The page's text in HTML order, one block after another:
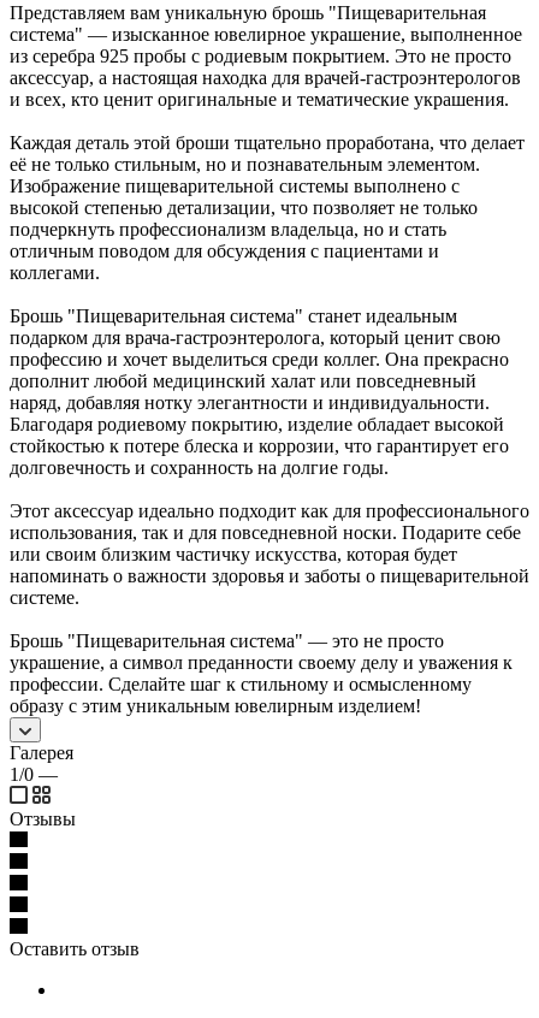
Представляем вам уникальную брошь "Пищеварительная
система" — изысканное ювелирное украшение, выполненное
из серебра 925 пробы с родиевым покрытием. Это не просто
аксессуар, а настоящая находка для врачей-гастроэнтерологов
и всех, кто ценит оригинальные и тематические украшения.
Каждая деталь этой броши тщательно проработана, что делает
её не только стильным, но и познавательным элементом.
Изображение пищеварительной системы выполнено с
высокой степенью детализации, что позволяет не только
подчеркнуть профессионализм владельца, но и стать
отличным поводом для обсуждения с пациентами и
коллегами.
Брошь "Пищеварительная система" станет идеальным
подарком для врача-гастроэнтеролога, который ценит свою
профессию и хочет выделиться среди коллег. Она прекрасно
дополнит любой медицинский халат или повседневный
наряд, добавляя нотку элегантности и индивидуальности.
Благодаря родиевому покрытию, изделие обладает высокой
стойкостью к потере блеска и коррозии, что гарантирует его
долговечность и сохранность на долгие годы.
Этот аксессуар идеально подходит как для профессионального
использования, так и для повседневной носки. Подарите себе
или своим близким частичку искусства, которая будет
напоминать о важности здоровья и заботы о пищеварительной
системе.
Брошь "Пищеварительная система" — это не просто
украшение, а символ преданности своему делу и уважения к
профессии. Сделайте шаг к стильному и осмысленному
образу с этим уникальным ювелирным изделием!
Галерея
1/0 —
Отзывы
Оставить отзыв